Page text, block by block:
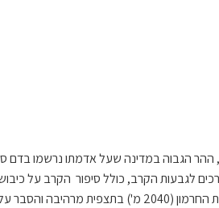
ההר הגבוה במדינה שעל אדמתו נרשמו בדם
לגבעות הקרב, כולל סיפור הקרב על
הסיורים המודרכים משלבים טבע, מורשת וגיאופוליטיקה. הסיור מתחיל בפסגת החרמון (2040 מ')